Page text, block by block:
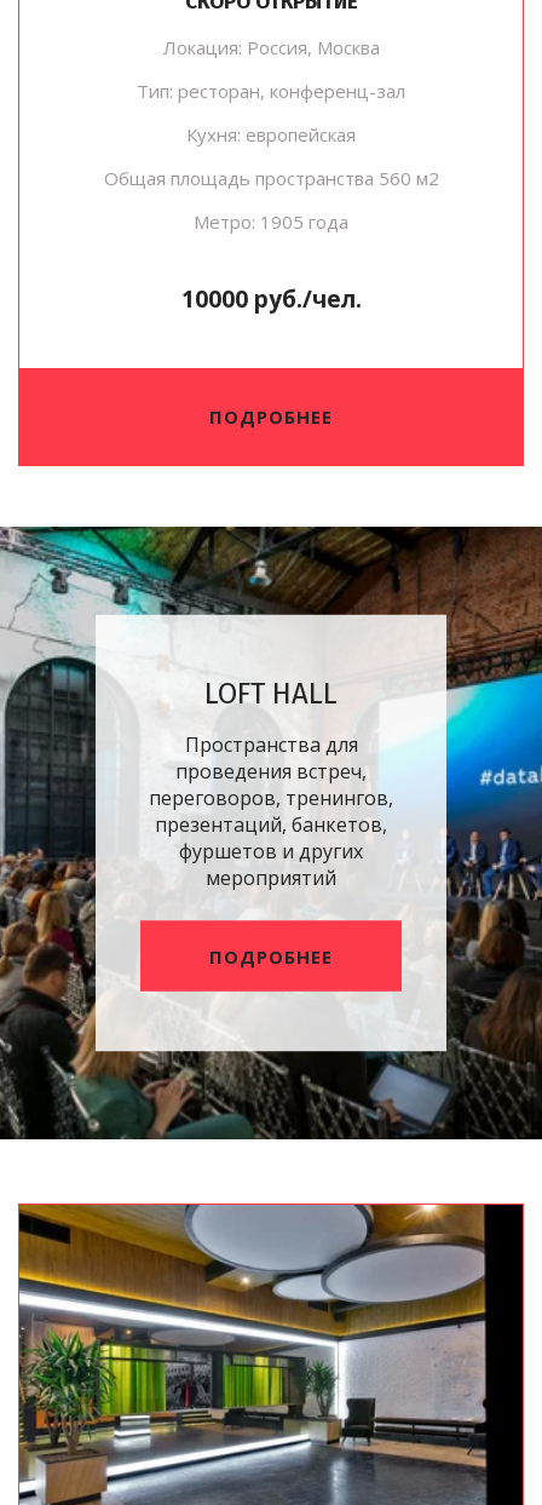
Локация: Россия, Москва
Тип: ресторан, конференц-зал
Кухня: европейская
Общая площадь пространства 560 м2
Метро: 1905 года
10000 руб./чел.
ПОДРОБНЕЕ
LOFT HALL
Пространства для
проведения встреч,
переговоров, тренингов,
презентаций, банкетов,
фуршетов и других
мероприятий
ПОДРОБНЕЕ
LOFT#2
4 зала площадью от 80 до
415 м2. Cовременное
оборудование, а также
беспроводной
высокоскоростной
интернет